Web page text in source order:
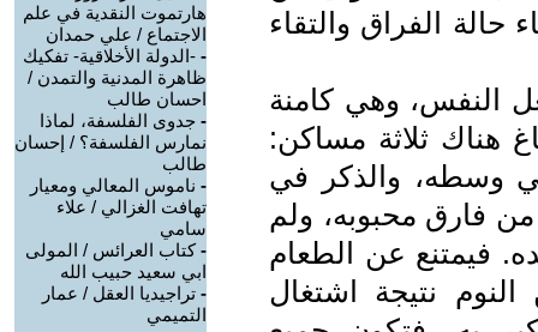
حالة الفراق والتقاء
النفس، وهي كامنة
هناك ثلاثة مساكن:
وسطه، والذكر في
فارق محبوبه، ولم
فيمتنع عن الطعام
نتيجة اشتغال
هارتموت النقدية في علم
الاجتماع / علي حمدان
- -الدولة الأخلاقية- تفكيك
ظاهرة المدنية والتمدن /
احسان طالب
- جدوى الفلسفة، لماذا
نمارس الفلسفة؟ / إحسان
طالب
- ناموس المعالي ومعيار
تهافت الغزالي / علاء
سامي
-كتاب العرائس / المولى
ابي سعيد حبيب الله
- تراجيديا العقل / عمار
التميمي